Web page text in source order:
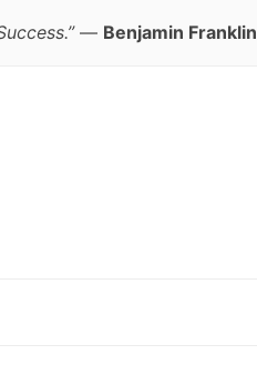
— Benjamin Franklin